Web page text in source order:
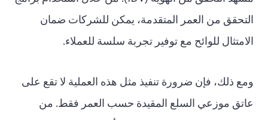
التحقق من العمر المتقدمة، يمكن للشركات ضمان
الامتثال للوائح مع توفير تجربة سلسة للعملاء.
ومع ذلك، فإن ضرورة تنفيذ مثل هذه العملية لا تقع على
عاتق موزعي السلع المقيدة حسب العمر فقط. من